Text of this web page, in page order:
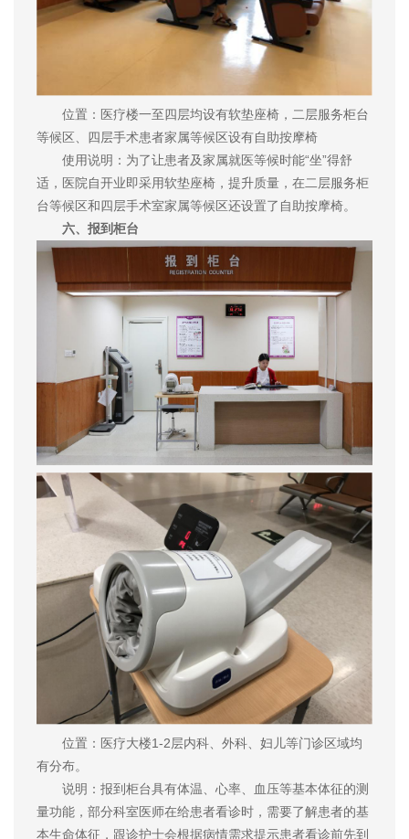
位置：医疗楼一至四层均设有软垫座椅，二层服务柜台
等候区、四层手术患者家属等候区设有自助按摩椅
使用说明：为了让患者及家属就医等候时能“坐”得舒
适，医院自开业即采用软垫座椅，提升质量，在二层服务柜
台等候区和四层手术室家属等候区还设置了自助按摩椅。
六、报到柜台
位置：医疗大楼1-2层内科、外科、妇儿等门诊区域均
有分布。
说明：报到柜台具有体温、心率、血压等基本体征的测
量功能，部分科室医师在给患者看诊时，需要了解患者的基
本生命体征，跟诊护士会根据病情需求提示患者看诊前先到